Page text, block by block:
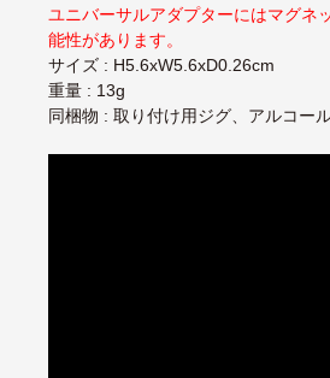
ユニバーサルアダプターにはマグネ
能性があります。
サイズ : H5.6xW5.6xD0.26cm
重量 : 13g
同梱物 : 取り付け用ジグ、アルコー